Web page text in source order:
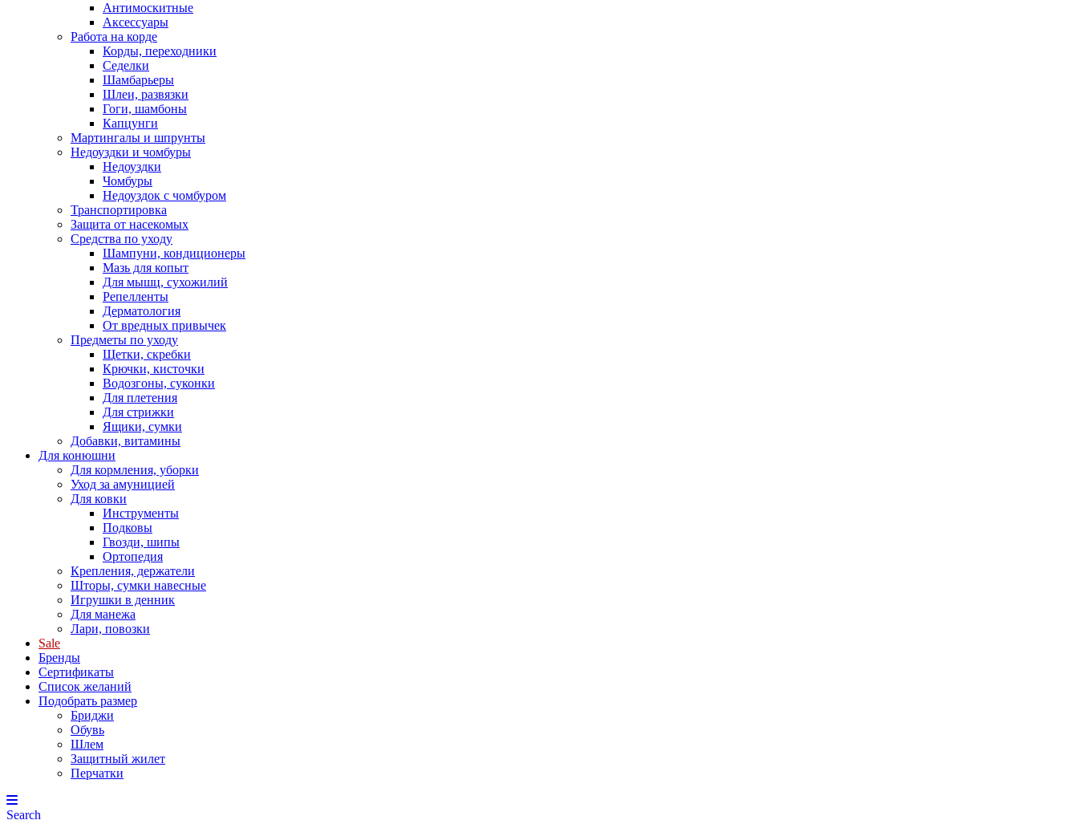
Антимоскитные
Аксессуары
Работа на корде
Корды, переходники
Седелки
Шамбарьеры
Шлеи, развязки
Гоги, шамбоны
Капцунги
Мартингалы и шпрунты
Недоуздки и чомбуры
Недоуздки
Чомбуры
Недоуздок с чомбуром
Транспортировка
Защита от насекомых
Средства по уходу
Шампуни, кондиционеры
Мазь для копыт
Для мышц, сухожилий
Репелленты
Дерматология
От вредных привычек
Предметы по уходу
Щетки, скребки
Крючки, кисточки
Водозгоны, суконки
Для плетения
Для стрижки
Ящики, сумки
Добавки, витамины
Для конюшни
Для кормления, уборки
Уход за амуницией
Для ковки
Инструменты
Подковы
Гвозди, шипы
Ортопедия
Крепления, держатели
Шторы, сумки навесные
Игрушки в денник
Для манежа
Лари, повозки
Sale
Бренды
Сертификаты
Список желаний
Подобрать размер
Бриджи
Обувь
Шлем
Защитный жилет
Перчатки
Search